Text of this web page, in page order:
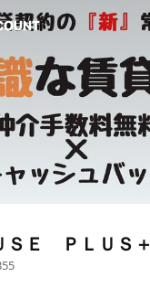
ＳＥ ＰＬＵＳ＋